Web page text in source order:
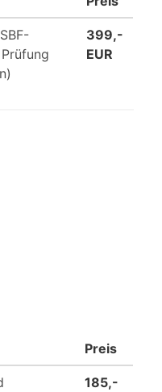
399,-
EUR
Preis
185,-